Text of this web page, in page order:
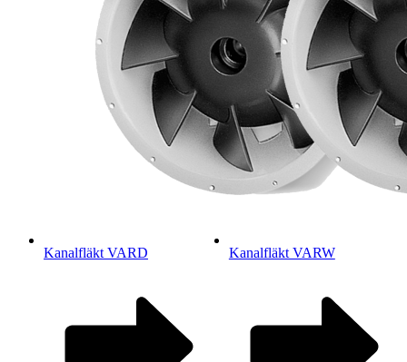
Kanalfläkt VARD Kanalfläkt VARW